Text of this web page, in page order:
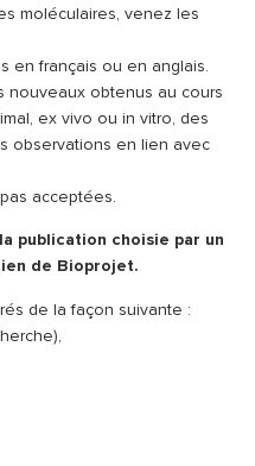
moléculaires, venez les
en français ou en anglais.
nouveaux obtenus au cours
ex vivo ou in vitro, des
observations en lien avec
acceptées.
publication choisie par un
de Bioprojet.
de la façon suivante :